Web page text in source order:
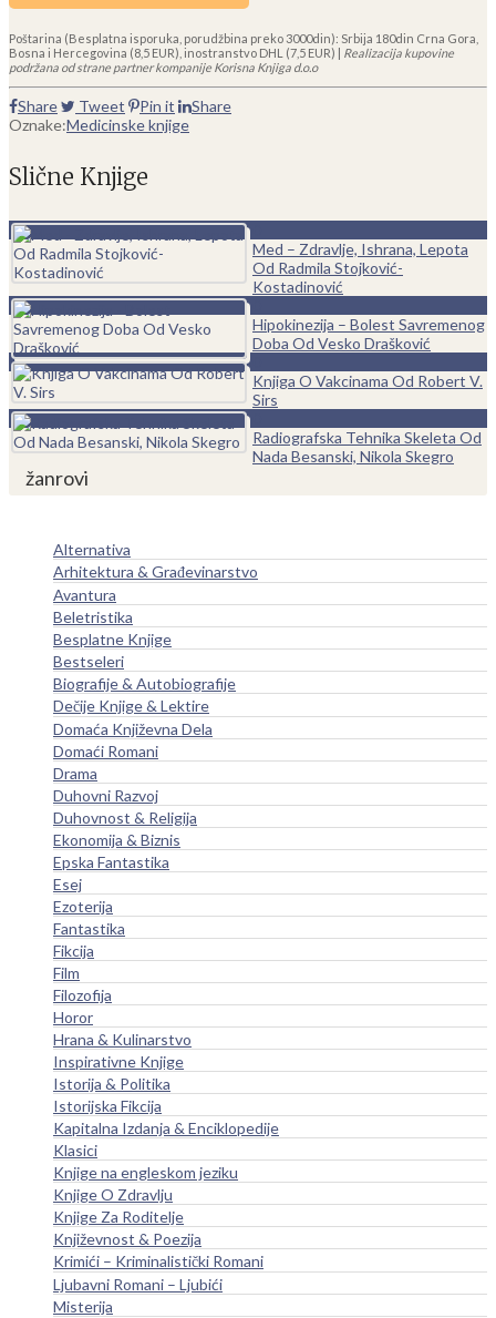
Poštarina (Besplatna isporuka, porudžbina preko 3000din): Srbija 180din Crna Gora,
Bosna i Hercegovina (8,5 EUR), inostranstvo DHL (7,5 EUR) | Realizacija kupovine
podržana od strane partner kompanije Korisna Knjiga d.o.o
Share Tweet Pin it
Share
Oznake:Medicinske knjige
Slične Knjige
Med – Zdravlje, Ishrana, Lepota
Od Radmila Stojković-
Kostadinović
Hipokinezija – Bolest Savremenog
Doba Od Vesko Drašković
Knjiga O Vakcinama Od Robert V.
Sirs
Radiografska Tehnika Skeleta Od
Nada Besanski, Nikola Skegro
žanrovi
Alternativa
Arhitektura & Građevinarstvo
Avantura
Beletristika
Besplatne Knjige
Bestseleri
Biografije & Autobiografije
Dečije Knjige & Lektire
Domaća Književna Dela
Domaći Romani
Drama
Duhovni Razvoj
Duhovnost & Religija
Ekonomija & Biznis
Epska Fantastika
Esej
Ezoterija
Fantastika
Fikcija
Film
Filozofija
Horor
Hrana & Kulinarstvo
Inspirativne Knjige
Istorija & Politika
Istorijska Fikcija
Kapitalna Izdanja & Enciklopedije
Klasici
Knjige na engleskom jeziku
Knjige O Zdravlju
Knjige Za Roditelje
Književnost & Poezija
Krimići – Kriminalistički Romani
Ljubavni Romani – Ljubići
Misterija